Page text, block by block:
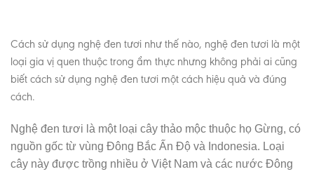
Cách sử dụng nghệ đen tươi như thế nào, nghệ đen tươi là một
loại gia vị quen thuộc trong ẩm thực nhưng không phải ai cũng
biết cách sử dụng nghệ đen tươi một cách hiệu quả và đúng
cách.
Nghệ đen tươi là một loại cây thảo mộc thuộc họ Gừng, có
nguồn gốc từ vùng Đông Bắc Ấn Độ và Indonesia. Loại
cây này được trồng nhiều ở Việt Nam và các nước Đông